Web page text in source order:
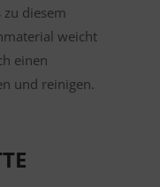
zu diesem
weicht
einen
und reinigen.